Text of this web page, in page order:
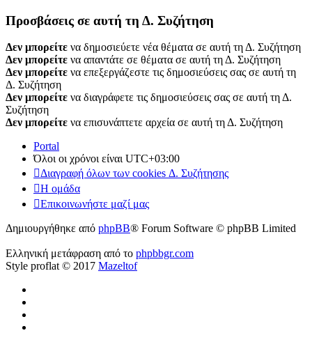
Προσβάσεις σε αυτή τη Δ. Συζήτηση
Δεν μπορείτε να δημοσιεύετε νέα θέματα σε αυτή τη Δ. Συζήτηση
Δεν μπορείτε να απαντάτε σε θέματα σε αυτή τη Δ. Συζήτηση
Δεν μπορείτε να επεξεργάζεστε τις δημοσιεύσεις σας σε αυτή τη
Δ. Συζήτηση
Δεν μπορείτε να διαγράφετε τις δημοσιεύσεις σας σε αυτή τη Δ.
Συζήτηση
Δεν μπορείτε να επισυνάπτετε αρχεία σε αυτή τη Δ. Συζήτηση
Portal
Όλοι οι χρόνοι είναι UTC+03:00
Διαγραφή όλων των cookies Δ. Συζήτησης
Η ομάδα
Επικοινωνήστε μαζί μας
Δημιουργήθηκε από phpBB® Forum Software © phpBB Limited
Ελληνική μετάφραση από το phpbbgr.com
Style proflat © 2017 Mazeltof